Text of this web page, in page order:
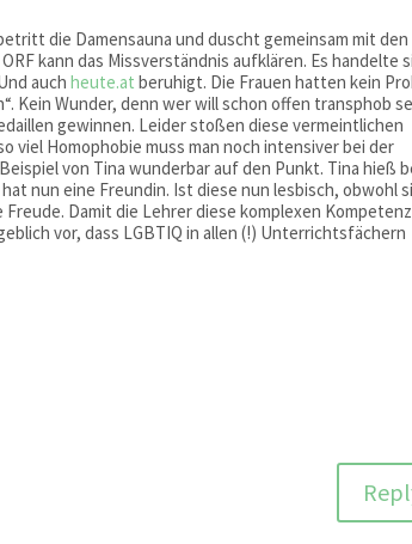
die Damensauna und duscht gemeinsam mit den
kann das Missverständnis aufklären. Es handelte
auchheute.at beruhigt. Die Frauen hatten kein
Kein Wunder, denn wer will schon offen transphob
gewinnen. Leider stoßen diese vermeintlichen
viel Homophobie muss man noch intensiver bei der
von Tina wunderbar auf den Punkt. Tina hieß
nun eine Freundin. Ist diese nun lesbisch, obwohl
Damit die Lehrer diese komplexen
vor, dass LGBTIQ in allen (!) Unterrichtsfächern